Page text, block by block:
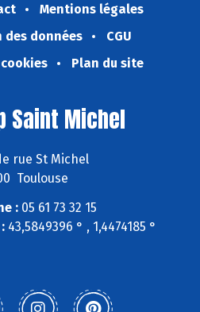
Mentions légales
données
CGU
Plan du site
Saint Michel
rue St Michel
Toulouse
: 05 61 73 32 15
43,5849396 ° , 1,4474185 °